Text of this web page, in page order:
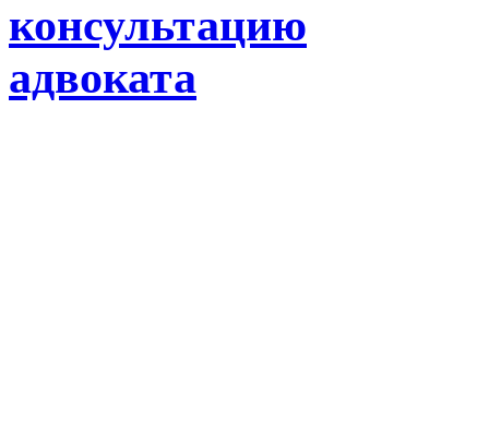
консультацию
адвоката